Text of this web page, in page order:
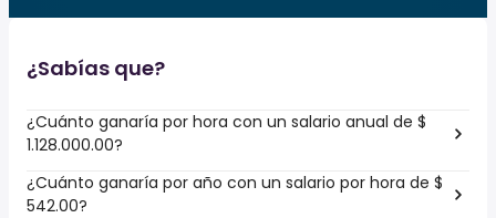
¿Sabías que?
¿Cuánto ganaría por hora con un salario anual de $
1.128.000.00?
¿Cuánto ganaría por año con un salario por hora de $
542.00?